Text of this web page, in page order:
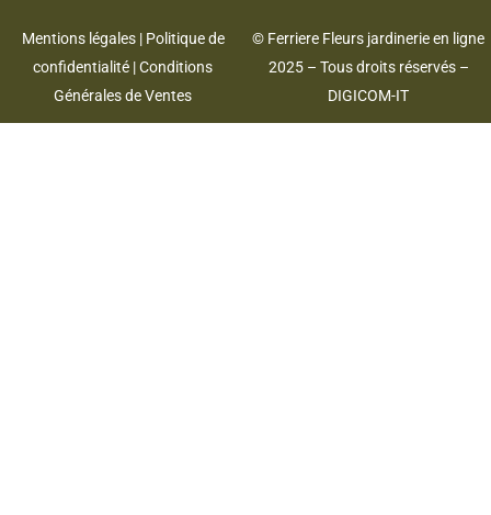
Mentions légales| Politique de
confidentialité |Conditions
Générales de Ventes
© Ferriere Fleurs jardinerie en ligne
2025 – Tous droits réservés –
DIGICOM-IT